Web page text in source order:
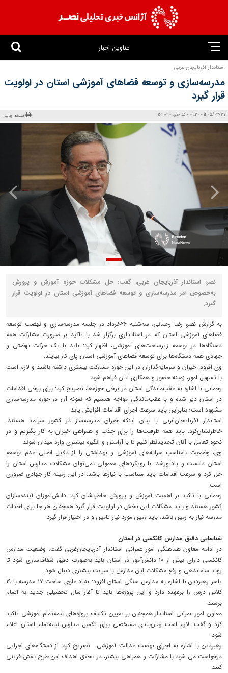
عناوین اخبار
استاندار آذربایجان غربی:
مدرسه‌سازی و توسعه فضاهای آموزشی استان در اولویت
قرار گیرد
1405/03/27 - 09:20 - کد خبر: 162840 نسخه چاپی
نصر: استاندار آذربایجان‌ غربی، گفت: حل مشکلات حوزه آموزش و پرورش
به‌خصوص امر مدرسه‌سازی و توسعه فضاهای آموزشی استان در اولویت قرار
گیرد.
به گزارش نصر، رضا رحمانی، سه‌شنبه ۲۶خرداد در جلسه مدرسه‌سازی و نهضت توسعه
فضاهای آموزشی استان که در استانداری برگزار شد با تاکید بر ضرورت مشارکت همه
دستگاه‌ها در توسعه زیرساخت‌های آموزشی، اظهار کرد: باید با یک حرکت نهضتی و
جهادی همه دستگاه‌ها برای توسعه فضاهای آموزشی استان پای کار بیایند.
وی افزود: خیران و سرمایه‌گذاران در این حوزه مشارکت بیشتری داشته باشند و لازم است
با تسهیل امور، زمینه حضور و همکاری آنان فراهم شود.
رحمانی با اشاره به عقب‌ماندگی استان در برخی حوزه‌ها، تصریح کرد: برای برخی اقدامات
در استان دیر شده و با عقب‌ماندگی مواجه هستیم که نمونه آن در حوزه مدرسه‌سازی
مشهود است؛ بنابراین باید سرعت اجرای اقدامات افزایش یابد.
استاندار آذربایجان‌غربی با بیان اینکه خیران مدرسه‌ساز در کشور سرآمد هستند،
خاطرنشان‌کرد: باید همه ظرفیت‌ها را برای جذب و همراهی خیران به کار بگیریم و در
نحوه تعامل با آنان تجدیدنظر کنیم تا با آرامش و انگیزه بیشتری وارد میدان شوند.
وی، وضعیت نامناسب سرانه‌های آموزشی و بهداشتی را از دلایل اصلی عدم توسعه
استان دانست و یادآورشد: با رویکردهای معمولی نمی‌توان مشکلات مدارس استان را
حل کرد و سرعت اقدامات باید متناسب با نیازها باشد؛ در این زمینه کار جهادی ضروری
است.
رحمانی با تاکید بر اهمیت آموزش و پرورش خاطرنشان کرد: دانش‌آموزان آینده‌سازان
کشور هستند و باید مشکلات این بخش در اولویت قرار گیرد همچنین هر جا برای احداث
مدرسه نیاز به زمین باشد، باید زمین مورد نیاز تامین و در اختیار قرار گیرد.
شناسایی دقیق مدارس کانکسی در استان
در ادامه معاون هماهنگی امور عمرانی استاندار آذربایجان‌غربی گفت: وضعیت مدارس
کانکسی دارای بیش از ۱۰ دانش‌آموز در استان باید به‌صورت دقیق شفاف‌سازی شود تا
روند ساماندهی و رفع مشکلات این مدارس با سرعت بیشتری دنبال شود.
یاسر رهبردین با اشاره به مدارس سنگی استان افزود: بنیاد علوی ساخت ۱۷ مدرسه با ۱۹
کلاس درس را برعهده دارد و این پروژه‌ها باید تا آغاز سال تحصیلی جدید به اتمام
برسند.
معاون امور عمرانی استاندار همچنین بر تعیین تکلیف پروژه‌های نیمه‌تمام آموزشی تأکید
کرد و گفت: لازم است زمان‌بندی مشخصی برای تکمیل مدارس نیمه‌تمام استان اعلام
شود.
رهبردین با اشاره به اجرای نهضت عدالت آموزشی، تصریح کرد: از دستگاه‌های اجرایی
درخواست می شود با مشارکت و همراهی بیشتر، در تحقق اهداف این طرح نقش‌آفرینی
کنند.